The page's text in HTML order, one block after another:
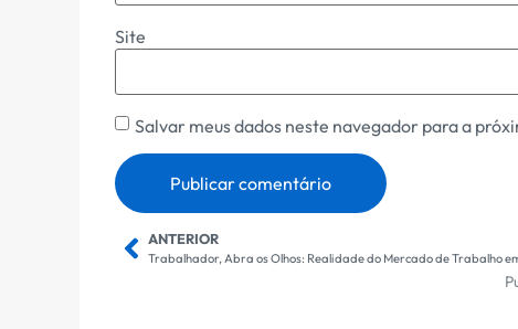
Site
Salvar meus dados neste navegador para a
ANTERIOR